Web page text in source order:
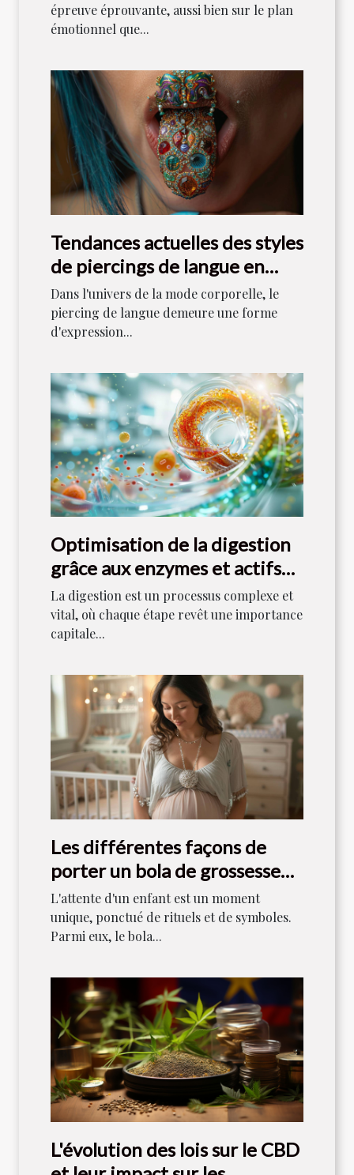
épreuve éprouvante, aussi bien sur le plan
émotionnel que...
Tendances actuelles des styles
de piercings de langue en
2023
Dans l'univers de la mode corporelle, le
piercing de langue demeure une forme
d'expression...
Optimisation de la digestion
grâce aux enzymes et actifs
naturels
La digestion est un processus complexe et
vital, où chaque étape revêt une importance
capitale...
Les différentes façons de
porter un bola de grossesse
après l'accouchement
L'attente d'un enfant est un moment
unique, ponctué de rituels et de symboles.
Parmi eux, le bola...
L'évolution des lois sur le CBD